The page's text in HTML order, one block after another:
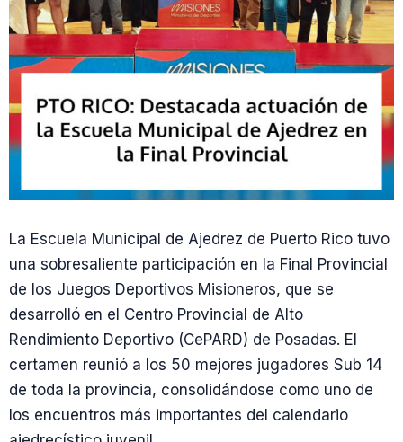
La Escuela Municipal de Ajedrez de Puerto Rico tuvo
una sobresaliente participación en la Final Provincial
de los Juegos Deportivos Misioneros, que se
desarrolló en el Centro Provincial de Alto
Rendimiento Deportivo (CePARD) de Posadas. El
certamen reunió a los 50 mejores jugadores Sub 14
de toda la provincia, consolidándose como uno de
los encuentros más importantes del calendario